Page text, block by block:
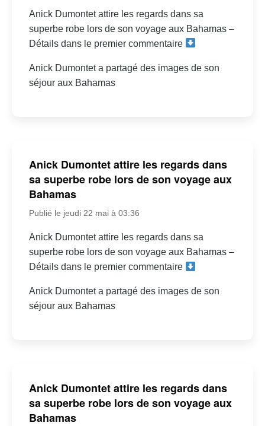
Anick Dumontet attire les regards dans sa
superbe robe lors de son voyage aux Bahamas –
Détails dans le premier commentaire
Anick Dumontet a partagé des images de son
séjour aux Bahamas
Anick Dumontet attire les regards dans
sa superbe robe lors de son voyage aux
Bahamas
Publié le jeudi 22 mai à 03:36
Anick Dumontet attire les regards dans sa
superbe robe lors de son voyage aux Bahamas –
Détails dans le premier commentaire
Anick Dumontet a partagé des images de son
séjour aux Bahamas
Anick Dumontet attire les regards dans
sa superbe robe lors de son voyage aux
Bahamas